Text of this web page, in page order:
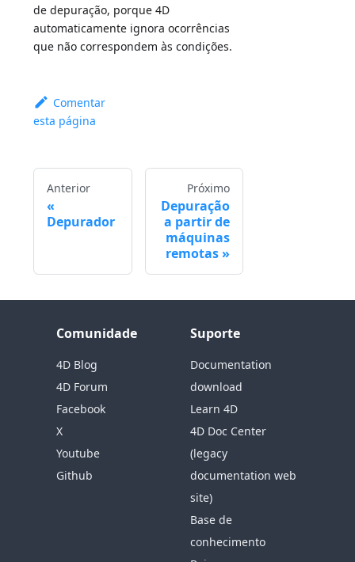
de depuração, porque 4D
automaticamente ignora ocorrências
que não correspondem às condições.
Comentar
esta página
Anterior
Depurador
Próximo
Depuração
a partir de
máquinas
remotas
Comunidade
4D Blog
4D Forum
Facebook
X
Youtube
Github
Suporte
Documentation
download
Learn 4D
4D Doc Center
(legacy
documentation web
site)
Base de
conhecimento